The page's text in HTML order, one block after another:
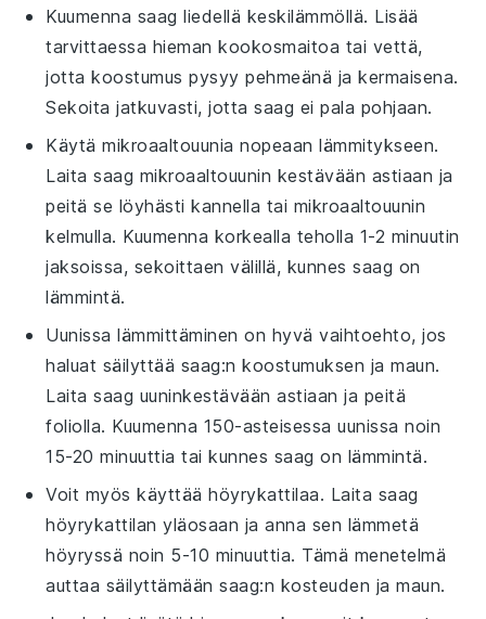
Kuumenna saag liedellä keskilämmöllä. Lisää
tarvittaessa hiemankookosmaitoa tai vettä,
jotta koostumus pysyy pehmeänä ja kermaisena.
Sekoita jatkuvasti, jottasaag ei pala pohjaan.
Käytä mikroaaltouunia nopeaan lämmitykseen.
Laitasaag mikroaaltouunin kestävään astiaan ja
peitä se löyhästi kannella tai mikroaaltouunin
kelmulla. Kuumenna korkealla teholla 1-2 minuutin
jaksoissa, sekoittaen välillä, kunnessaag on
lämmintä.
Uunissa lämmittäminen on hyvä vaihtoehto, jos
haluat säilyttää saag:n koostumuksen ja maun.
Laitasaag uuninkestävään astiaan ja peitä
foliolla. Kuumenna 150-asteisessa uunissa noin
15-20 minuuttia tai kunnes saag on lämmintä.
Voit myös käyttää höyrykattilaa. Laita saag
höyrykattilan yläosaan ja anna sen lämmetä
höyryssä noin 5-10 minuuttia. Tämä menetelmä
auttaa säilyttämäänsaag:n kosteuden ja maun.